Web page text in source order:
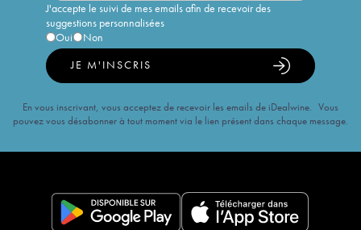
J'accepte le suivi de mes emails afin de recevoir des
suggestions personnalisées
Oui
Non
JE M'INSCRIS
En vous inscrivant, vous acceptez de recevoir les emails de iDealwine. Vous
pouvez vous désabonner à tout moment via le lien présent dans chaque message.